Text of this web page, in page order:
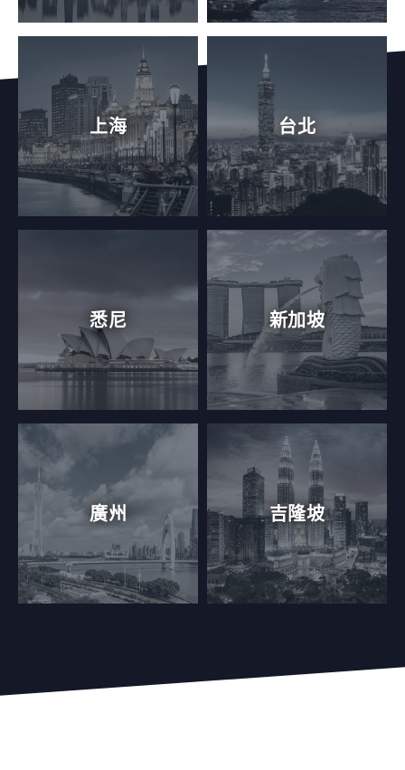
上海 台北
悉尼 新加坡
廣州 吉隆坡